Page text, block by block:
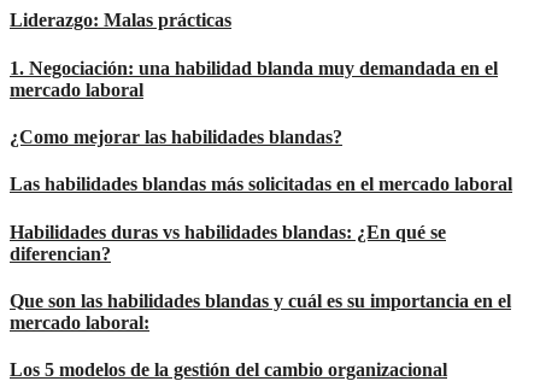
Liderazgo: Malas prácticas
1. Negociación: una habilidad blanda muy demandada en el
mercado laboral
¿Como mejorar las habilidades blandas?
Las habilidades blandas más solicitadas en el mercado laboral
Habilidades duras vs habilidades blandas: ¿En qué se
diferencian?
Que son las habilidades blandas y cuál es su importancia en el
mercado laboral:
Los 5 modelos de la gestión del cambio organizacional